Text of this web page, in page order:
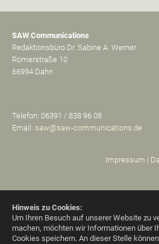
Hinweis zu Cookies:
Um Ihren Besuch auf unserer Website zu
machen, möchten wir Informationen über
Cookies speichern. An dieser Stelle
SAW Communications
Redaktionsbüro Dr. Sabine A. Werner
Römerstraße 10
66994 Dahn
Telefon: 06391 / 838 96 08
Email: saw@saw-communications.de
Impressum |